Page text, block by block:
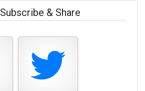
Subscribe & Share